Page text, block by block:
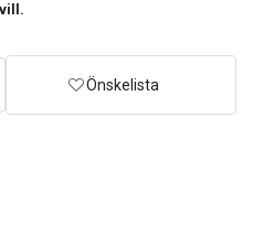
Önskelista